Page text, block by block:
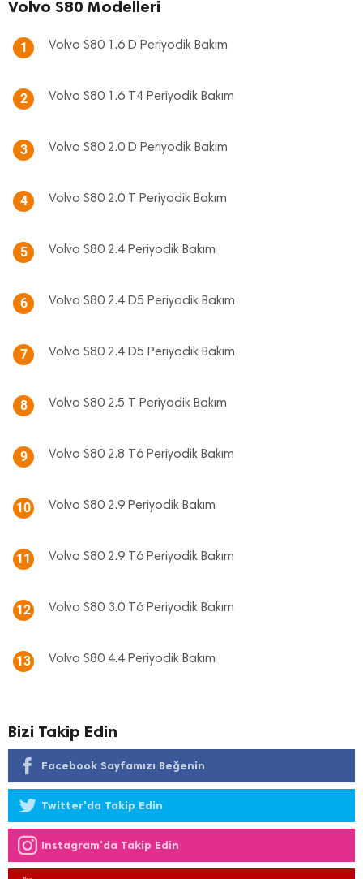
Volvo S80 Modelleri
1 Volvo S80 1.6 D Periyodik Bakım
2 Volvo S80 1.6 T4 Periyodik Bakım
3 Volvo S80 2.0 D Periyodik Bakım
4 Volvo S80 2.0 T Periyodik Bakım
5 Volvo S80 2.4 Periyodik Bakım
6 Volvo S80 2.4 D5 Periyodik Bakım
7 Volvo S80 2.4 D5 Periyodik Bakım
8 Volvo S80 2.5 T Periyodik Bakım
9 Volvo S80 2.8 T6 Periyodik Bakım
10 Volvo S80 2.9 Periyodik Bakım
11 Volvo S80 2.9 T6 Periyodik Bakım
12 Volvo S80 3.0 T6 Periyodik Bakım
13 Volvo S80 4.4 Periyodik Bakım
Bizi Takip Edin
Facebook Sayfamızı Beğenin
Twitter'da Takip Edin
Instagram'da Takip Edin